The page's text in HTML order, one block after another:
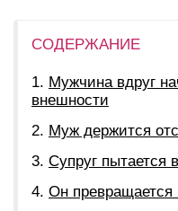
СОДЕРЖАНИЕ
Мужчина вдруг
внешности
Муж держится
Супруг пытается
Он превращается